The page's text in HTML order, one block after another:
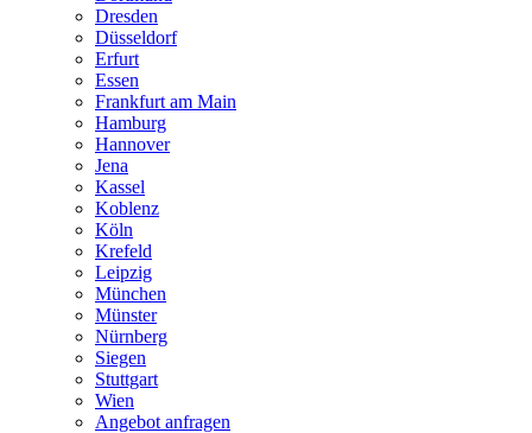
Dresden
Düsseldorf
Erfurt
Essen
Frankfurt am Main
Hamburg
Hannover
Jena
Kassel
Koblenz
Köln
Krefeld
Leipzig
München
Münster
Nürnberg
Siegen
Stuttgart
Wien
Angebot anfragen